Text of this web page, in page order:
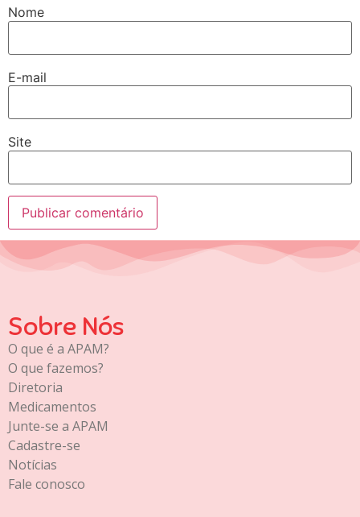
Nome
E-mail
Site
Sobre Nós
O que é a APAM?
O que fazemos?
Diretoria
Medicamentos
Junte-se a APAM
Cadastre-se
Notícias
Fale conosco